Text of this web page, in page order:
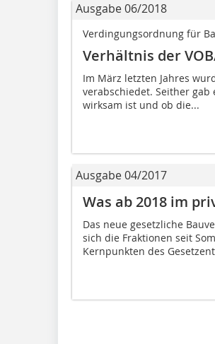
Ausgabe 06/2018
Verdingungsordnung für
Verhältnis der
Im März letzten Jahres
verabschiedet. Seither gab
wirksam ist und ob die...
Ausgabe 04/2017
Was ab 2018 im
Das neue gesetzliche
sich die Fraktionen seit
Kernpunkten des